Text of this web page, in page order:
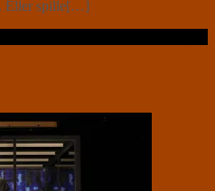
Eller spille[…]